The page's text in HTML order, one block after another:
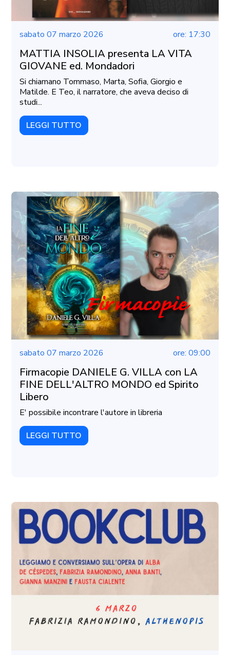
sabato 07 marzo 2026 ore: 17:30
MATTIA INSOLIA presenta LA VITA
GIOVANE ed. Mondadori
Si chiamano Tommaso, Marta, Sofia, Giorgio e
Matilde. E Teo, il narratore, che aveva deciso di
studi...
LEGGI TUTTO
sabato 07 marzo 2026 ore: 09:00
Firmacopie DANIELE G. VILLA con LA
FINE DELL'ALTRO MONDO ed Spirito
Libero
E' possibile incontrare l'autore in libreria
LEGGI TUTTO